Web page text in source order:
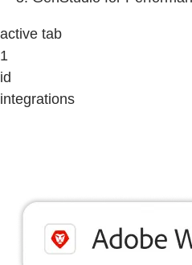
active tab
1
id
integrations